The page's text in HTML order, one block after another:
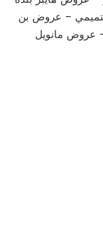
– عروض بن
عروض مانويل